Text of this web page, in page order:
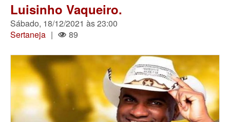
Luisinho Vaqueiro.
Sábado, 18/12/2021 às 23:00
Sertaneja | 89